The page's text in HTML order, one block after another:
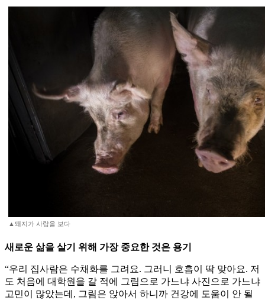
▲돼지가 사람을 보다
새로운 삶을 살기 위해 가장 중요한 것은 용기
“우리 집사람은 수채화를 그려요. 그러니 호흡이 딱 맞아요. 저
도 처음에 대학원을 갈 적에 그림으로 가느냐 사진으로 가느냐
고민이 많았는데, 그림은 앉아서 하니까 건강에 도움이 안 될